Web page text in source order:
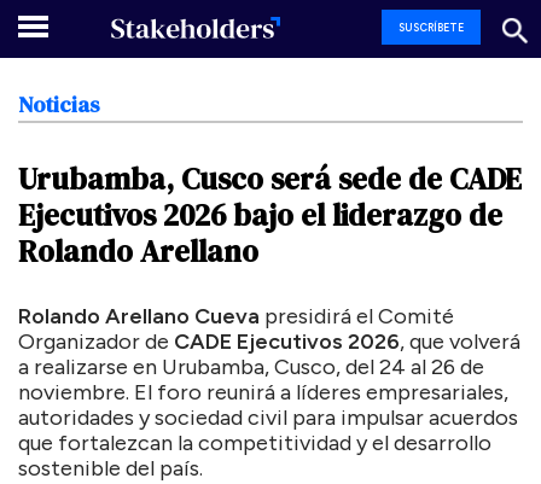
SUSCRÍBETE
Noticias
Urubamba, Cusco será sede de CADE
Ejecutivos 2026bajo elliderazgo de
RolandoArellano
Rolando Arellano Cueva presidirá el Comité
Organizador de CADE Ejecutivos 2026, que volverá
a realizarse en Urubamba, Cusco, del 24 al 26 de
noviembre. El foro reunirá a líderes empresariales,
autoridades y sociedad civil para impulsar acuerdos
que fortalezcan la competitividad y el desarrollo
sostenible del país.